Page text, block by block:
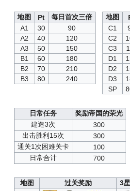
16 6500 驱逐
7000 辅助
18 7500 心智
19 8000 巡洋
8500 驱逐
防御
9500 心智
23 10000 龙骑兵
24 11000
25 12000 心智
巡洋
地图 Pt
每日首次三倍
A1
30
90
A2
40
120
A3
50
150
B1
60
180
B2
70
210
B3
80 240
地图
C1
C2
C3
D1
D2
D3
SP
日常任务
奖励帝国的荣光
建造3次
300
出击胜利15次
300
通关1次困难关卡
100
日常合计
700
地图 过关奖励
3